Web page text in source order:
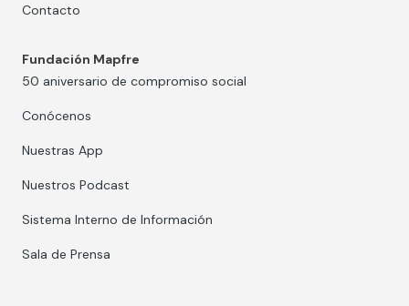
Contacto
Fundación Mapfre
50 aniversario de compromiso social
Conócenos
Nuestras App
Nuestros Podcast
Sistema Interno de Información
Sala de Prensa